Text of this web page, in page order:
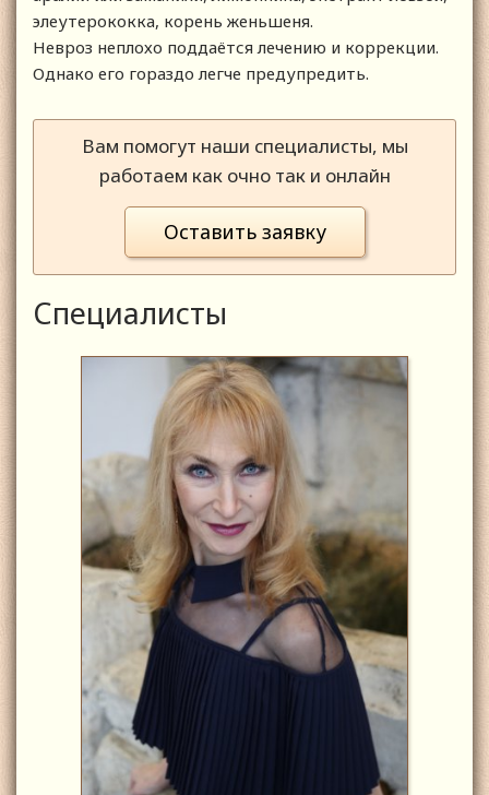
элеутерококка, корень женьшеня.
Невроз неплохо поддаётся лечению и коррекции.
Однако его гораздо легче предупредить.
Вам помогут наши специалисты, мы
работаем как очно так и онлайн
Оставить заявку
Специалисты